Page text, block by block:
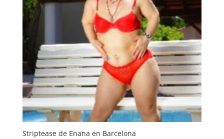
Striptease de Enana en Barcelona